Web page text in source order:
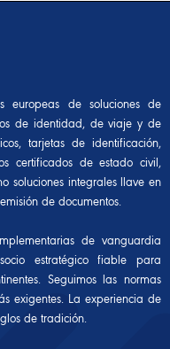
europeas de soluciones de
de identidad, de viaje y de
tarjetas de identificación,
certificados de estado civil,
soluciones integrales llave en
de documentos.
de vanguardia
estratégico fiable para
Seguimos las normas
exigentes. La experiencia de
de tradición.